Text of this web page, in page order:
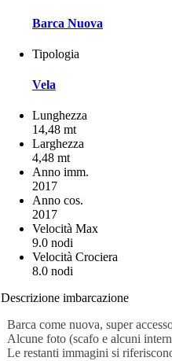
Barca Nuova
Tipologia
Vela
Lunghezza
14,48 mt
Larghezza
4,48 mt
Anno imm.
2017
Anno cos.
2017
Velocità Max
9.0 nodi
Velocità Crociera
8.0 nodi
Descrizione imbarcazione
Barca come nuova, super
Alcune foto (scafo e alcuni
Le restanti immagini si